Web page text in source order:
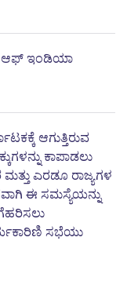
ಆಫ್ ಇಂಡಿಯಾ
ಆಗುತ್ತಿರುವ
ಕಾಪಾಡಲು
ಎರಡೂ ರಾಜ್ಯಗಳ
ಈ ಸಮಸ್ಯೆಯನ್ನು
ಸಭೆಯು